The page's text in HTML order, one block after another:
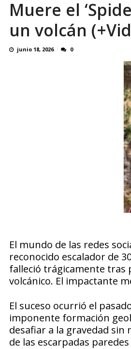
En 8 meses
Muere el
un volcán
junio 18, 2026 0
El mundo de las redes
reconocido escalador de
falleció trágicamente tras
volcánico. El impactante
El suceso ocurrió el
imponente formación
desafiar a la gravedad
de las escarpadas